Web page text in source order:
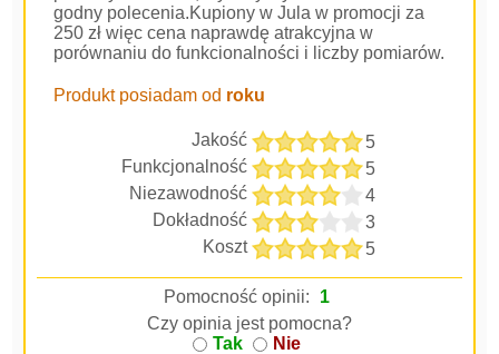
godny polecenia.Kupiony w Jula w promocji za
250 zł więc cena naprawdę atrakcyjna w
porównaniu do funkcionalności i liczby pomiarów.
Produkt posiadam od roku
Jakość
5
Funkcjonalność
5
Niezawodność
4
Dokładność
3
Koszt
5
Pomocność opinii:
1
Czy opinia jest pomocna?
Tak
Nie